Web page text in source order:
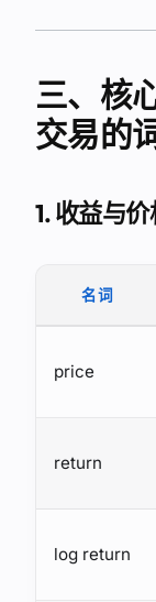
三、核
交易的
1. 收益与
名词
price
return
log return